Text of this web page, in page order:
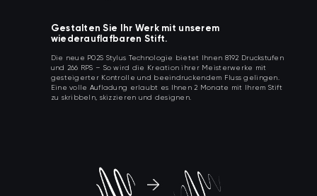
Gestalten Sie Ihr Werk mit unserem
wiederauflafbaren Stift.
Die neue P02S Stylus Technologie bietet Ihnen 8192 Druckstufen
und 266 RPS – So wird die Kreation ihrer Meisterwerke mit
gesteigerter Kontrolle und beeindruckendem Fluss gelingen.
Eine volle Aufladung erlaubt es Ihnen 2 Monate mit Ihrem Stift
zu skribbeln, skizzieren und designen.